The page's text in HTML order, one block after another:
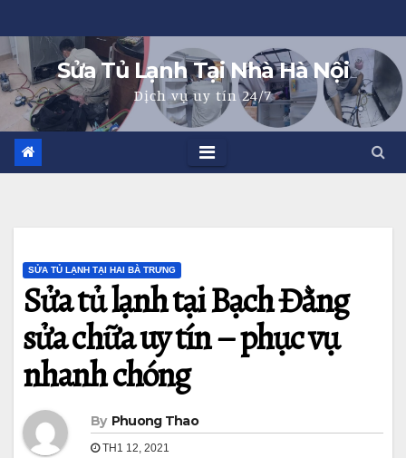
to
content
Sửa Tủ Lạnh Tại Nhà Hà Nội
Dịch vụ uy tín 24/7
SỬA TỦ LẠNH TẠI HAI BÀ TRƯNG
Sửa tủ lạnh tại Bạch Đằng
sửa chữa uy tín – phục vụ
nhanh chóng
By Phuong Thao
TH1 12, 2021